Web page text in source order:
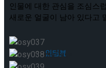
Trending Tags
인터뷰
혼자만 레벨업 on ICE’ 배
Trending Tags
인물에 대한 관심을 조심스
새로운 얼굴이 남아 있다고